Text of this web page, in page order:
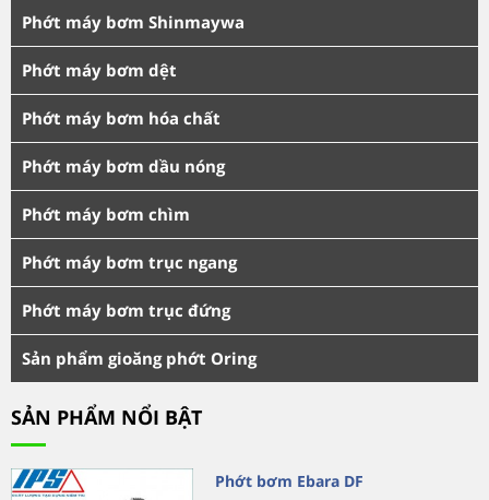
Phớt máy bơm Shinmaywa
Phớt máy bơm dệt
Phớt máy bơm hóa chất
Phớt máy bơm dầu nóng
Phớt máy bơm chìm
Phớt máy bơm trục ngang
Phớt máy bơm trục đứng
Sản phẩm gioăng phớt Oring
SẢN PHẨM NỔI BẬT
Phớt bơm Ebara DF